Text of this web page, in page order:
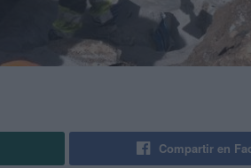
Compartir en